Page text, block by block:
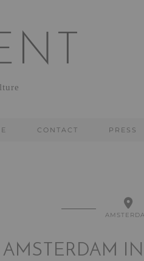
CONTACT PRESS
AMSTERDAM